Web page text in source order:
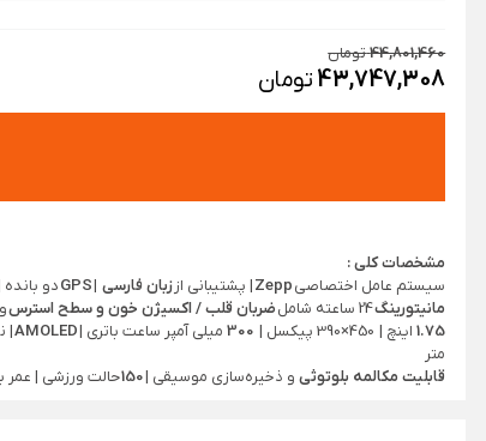
44,801,460تومان
43,747,308تومان
مشخصات کلی :
سیستم عامل اختصاصیZepp| پشتیبانی از زبان فارسی|
GPSدو
مانیتورینگ24 ساعته شامل ضربان قلب / اکسیژن خون و سطح استرس
1.75اینچ | 450×390 پیکسل | 300 میلی آمپر ساعت باتری |AMOLED
|
متر
قابلیت مکالمه بلوتوثیو ذخیره‌سازی موسیقی |150حالت ورزشی | عمر